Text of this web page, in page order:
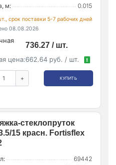
м:
0.015
срок поставки 5-7 рабочих дней
08.08.2026
736.27 / шт.
цена:662.64 руб. / шт. !
+ КУПИТЬ
стеклопруток
15 красн. Fortisflex
69442